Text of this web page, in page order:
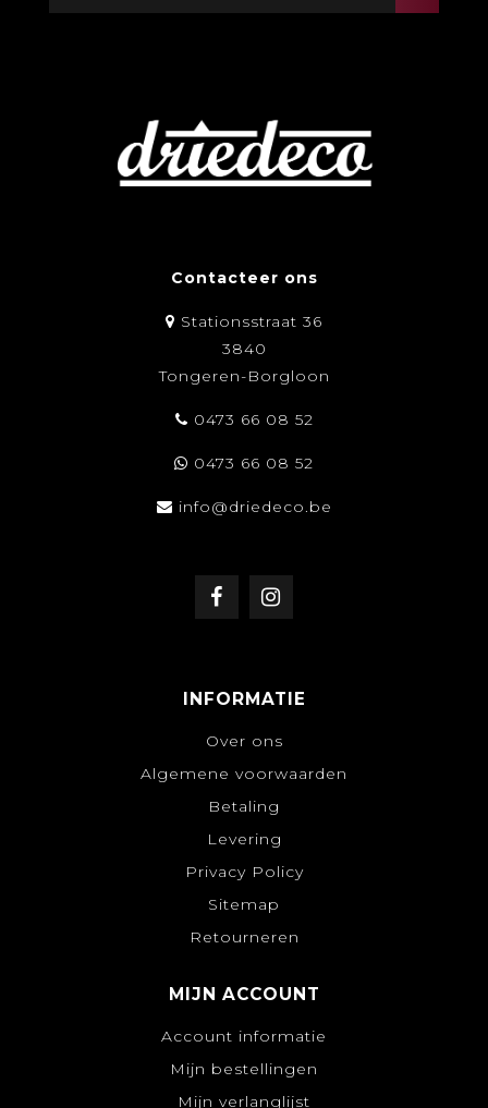
Contacteer ons
Stationsstraat 36
3840
Tongeren-Borgloon
0473 66 08 52
0473 66 08 52
info@driedeco.be
INFORMATIE
Over ons
Algemene voorwaarden
Betaling
Levering
Privacy Policy
Sitemap
Retourneren
MIJN ACCOUNT
Account informatie
Mijn bestellingen
Mijn verlanglijst